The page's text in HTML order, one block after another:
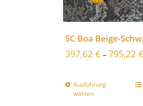
SC Boa Beige-
397,62 € – 795,22 €
Ausführung
wählen